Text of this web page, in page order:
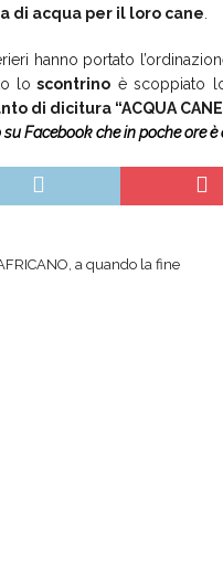
di acqua per il loro cane
hanno portato
lo scontrino è scoppiato
di dicitura “ACQUA CANE
Facebook che in poche ore
a quando la fine